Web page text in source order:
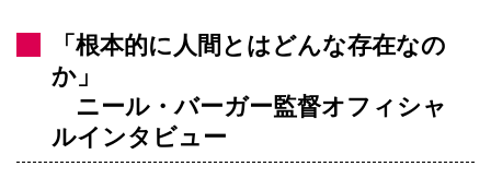
「根本的に人間とはどんな存在なの
か」
ニール・バーガー監督オフィシャ
ルインタビュー